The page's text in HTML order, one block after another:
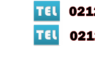
Duvar Paneli, Söve,
Kaplama
BİZE ULAŞIN